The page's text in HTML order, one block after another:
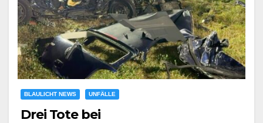
BLAULICHT NEWS UNFÄLLE
Drei Tote bei